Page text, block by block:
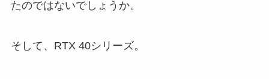
たのではないでしょうか。
そして、RTX 40シリーズ。